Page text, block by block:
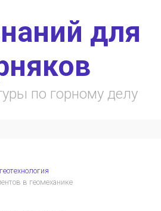
для
по горному делу
в геомеханике